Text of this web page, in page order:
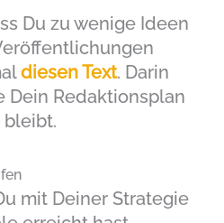
Du zu wenige Ideen
diesen Text. Darin
Dein Redaktionsplan
mit Deiner Strategie